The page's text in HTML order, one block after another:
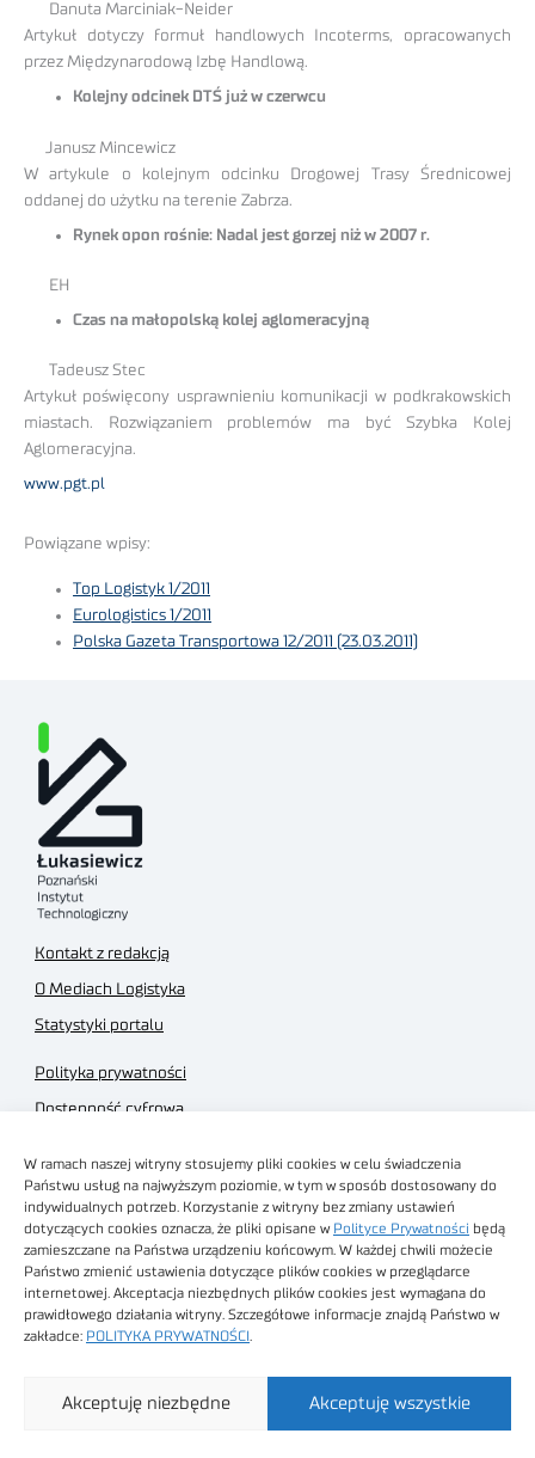
W ramach naszej witryny stosujemy pliki cookies w celu świadczenia
Państwu usług na najwyższym poziomie, w tym w sposób dostosowany do
indywidualnych potrzeb. Korzystanie z witryny bez zmiany ustawień
dotyczących cookies oznacza, że pliki opisane w Polityce Prywatności będą
zamieszczane na Państwa urządzeniu końcowym. W każdej chwili możecie
Państwo zmienić ustawienia dotyczące plików cookies w przeglądarce
internetowej. Akceptacja niezbędnych plików cookies jest wymagana do
prawidłowego działania witryny. Szczegółowe informacje znajdą Państwo w
zakładce: POLITYKA PRYWATNOŚCI
Akceptuję wszystkie
Akceptuję niezbędne
Danuta Marciniak-Neider
Artykuł dotyczy formuł handlowych Incoterms, opracowanych
przez Międzynarodową Izbę Handlową.
Kolejny odcinek DTŚ już w czerwcu
Janusz Mincewicz
W artykule o kolejnym odcinku Drogowej Trasy Średnicowej
oddanej do użytku na terenie Zabrza.
Rynek opon rośnie: Nadal jest gorzej niż w 2007 r.
EH
Czas na małopolską kolej aglomeracyjną
Tadeusz Stec
Artykuł poświęcony usprawnieniu komunikacji w podkrakowskich
miastach. Rozwiązaniem problemów ma być Szybka Kolej
Aglomeracyjna.
www.pgt.pl
Powiązane wpisy:
Top Logistyk 1/2011
Eurologistics 1/2011
Polska Gazeta Transportowa 12/2011 (23.03.2011)
Kontakt z redakcją
O Mediach Logistyka
Statystyki portalu
Polityka prywatności
Dostępność cyfrowa
Regulamin sklepu
Obrazy stockowe
autorstwa
Technologiczny